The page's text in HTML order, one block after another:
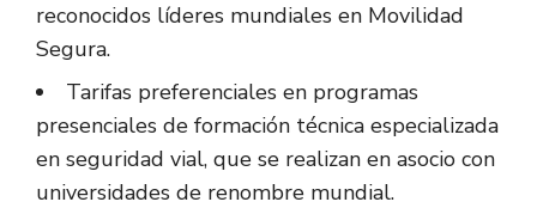
reconocidos líderes mundiales en Movilidad
Segura.
Tarifas preferenciales en programas
presenciales de formación técnica especializada
en seguridad vial, que se realizan en asocio con
universidades de renombre mundial.